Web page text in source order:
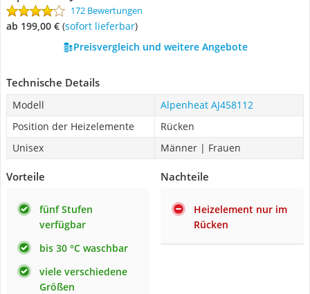
172 Bewertungen
ab 199,00 € ( Sofort lieferbar)
Preisvergleich und weitere Angebote
Technische Details
Modell
Alpenheat AJ458112
Position der Heizelemente
Rücken
Unisex
Männer | Frauen
Vorteile
fünf Stufen
verfügbar
bis 30 °C waschbar
viele verschiedene
Größen
Nachteile
Heizelement nur im
Rücken